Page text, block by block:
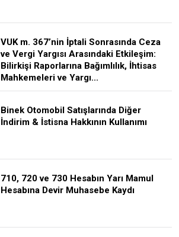
VUK m. 367’nin İptali Sonrasında Ceza
ve Vergi Yargısı Arasındaki Etkileşim:
Bilirkişi Raporlarına Bağımlılık, İhtisas
Mahkemeleri ve Yargı...
Binek Otomobil Satışlarında Diğer
İndirim & İstisna Hakkının Kullanımı
710, 720 ve 730 Hesabın Yarı Mamul
Hesabına Devir Muhasebe Kaydı